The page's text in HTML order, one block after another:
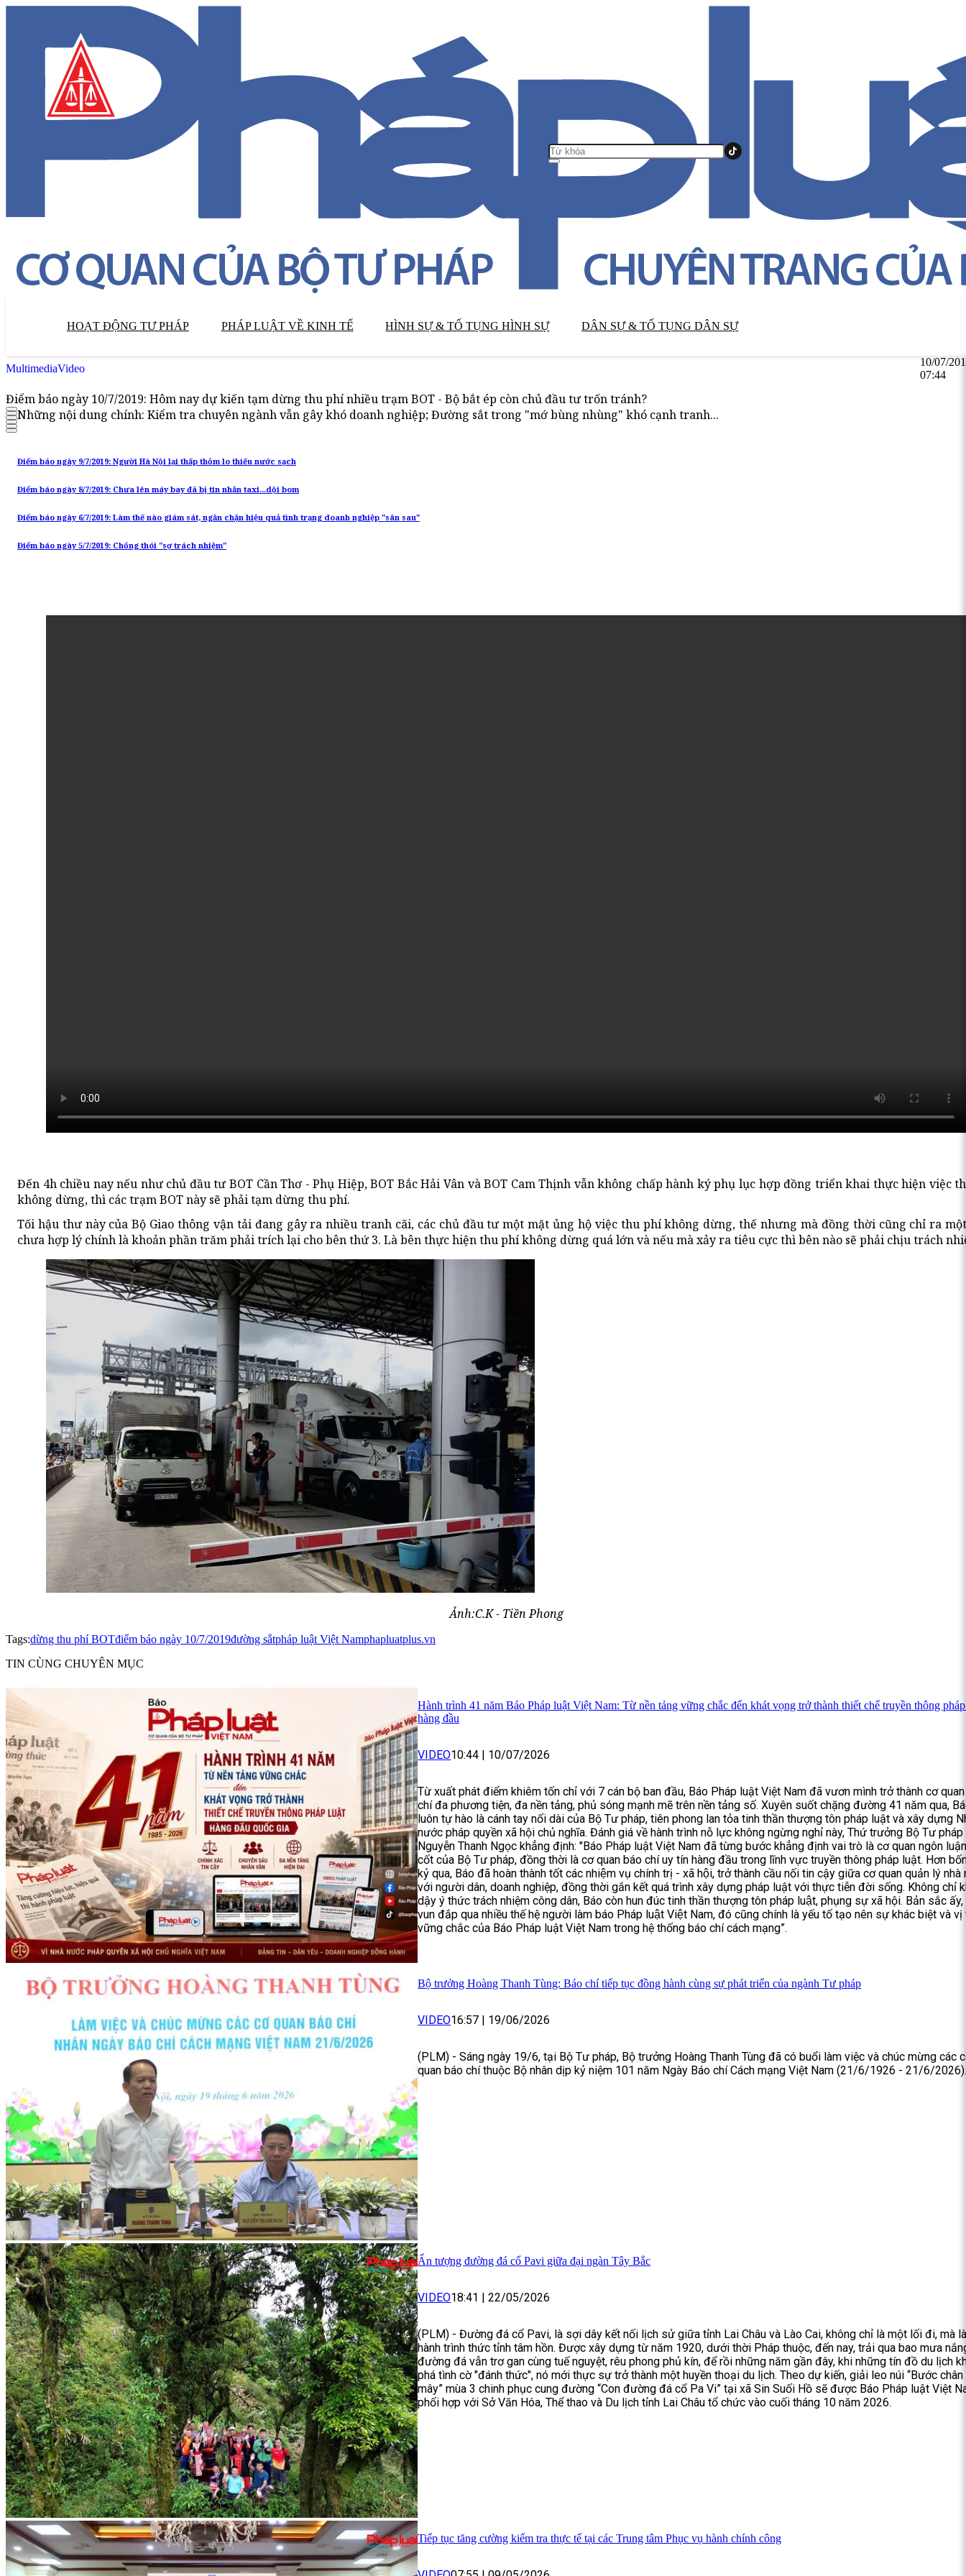
HOẠT ĐỘNG TƯ PHÁP PHÁP LUẬT VỀ KINH TẾ HÌNH SỰ & TỐ TỤNG HÌNH SỰ DÂN SỰ & TỐ TỤNG DÂN SỰ
MultimediaVideo
10/07/
07:44
Điểm báo ngày 10/7/2019: Hôm nay dự kiến tạm dừng thu phí nhiều trạm BOT - Bộ bắt ép còn chủ đầu tư trốn tránh?
Những nội dung chính: Kiểm tra chuyên ngành vẫn gây khó doanh nghiệp; Đường sắt trong "mớ bùng nhùng" khó cạnh tranh...
Điểm báo ngày 9/7/2019: Người Hà Nội lại thấp thỏm lo thiếu nước sạch
Điểm báo ngày 8/7/2019: Chưa lên máy bay đã bị tin nhắn taxi...dội bom
Điểm báo ngày 6/7/2019: Làm thế nào giám sát, ngăn chặn hiệu quả tình trạng doanh nghiệp "sân sau"
Điểm báo ngày 5/7/2019: Chống thói "sợ trách nhiệm"
Đến 4h chiều nay nếu như chủ đầu tư BOT Cần Thơ - Phụ Hiệp, BOT Bắc Hải Vân và BOT Cam Thịnh vẫn không chấp hành ký phụ lục hợp đồng triển khai thực hiện việc
không dừng, thì các trạm BOT này sẽ phải tạm dừng thu phí.
Tối hậu thư này của Bộ Giao thông vận tải đang gây ra nhiều tranh cãi, các chủ đầu tư một mặt ủng hộ việc thu phí không dừng, thế nhưng mà đồng thời cũng chỉ ra
chưa hợp lý chính là khoản phần trăm phải trích lại cho bên thứ 3. Là bên thực hiện thu phí không dừng quá lớn và nếu mà xảy ra tiêu cực thì bên nào sẽ phải chịu trách
Ảnh:C.K - Tiền Phong
Tags:dừng thu phí BOTđiểm báo ngày 10/7/2019đường sắtpháp luật Việt Namphapluatplus.vn
TIN CÙNG CHUYÊN MỤC
Hành trình 41 năm Báo Pháp luật Việt Nam: Từ nền tảng vững chắc đến khát vọng trở thành thiết chế truyền thông
hàng đầu
VIDEO10:44 10/07/2026
Từ xuất phát điểm khiêm tốn chỉ với 7 cán bộ ban đầu, Báo Pháp luật Việt Nam đã vươn mình trở thành cơ
chí đa phương tiện, đa nền tảng, phủ sóng mạnh mẽ trên nền tảng số. Xuyên suốt chặng đường 41 năm qua,
luôn tự hào là cánh tay nối dài của Bộ Tư pháp, tiên phong lan tỏa tinh thần thượng tôn pháp luật và xây dựng
nước pháp quyền xã hội chủ nghĩa. Đánh giá về hành trình nỗ lực không ngừng nghỉ này, Thứ trưởng Bộ Tư pháp
Nguyễn Thanh Ngọc khẳng định: "Báo Pháp luật Việt Nam đã từng bước khẳng định vai trò là cơ quan ngôn
cốt của Bộ Tư pháp, đồng thời là cơ quan báo chí uy tín hàng đầu trong lĩnh vực truyền thông pháp luật. Hơn
kỷ qua, Báo đã hoàn thành tốt các nhiệm vụ chính trị - xã hội, trở thành cầu nối tin cậy giữa cơ quan quản lý nhà
với người dân, doanh nghiệp, đồng thời gắn kết quá trình xây dựng pháp luật với thực tiễn đời sống. Không chỉ
dậy ý thức trách nhiệm công dân, Báo còn hun đúc tinh thần thượng tôn pháp luật, phụng sự xã hội. Bản sắc
vun đắp qua nhiều thế hệ người làm báo Pháp luật Việt Nam, đó cũng chính là yếu tố tạo nên sự khác biệt và vị
vững chắc của Báo Pháp luật Việt Nam trong hệ thống báo chí cách mạng”.
Bộ trưởng Hoàng Thanh Tùng: Báo chí tiếp tục đồng hành cùng sự phát triển của ngành Tư pháp
VIDEO16:57 | 19/06/2026
(PLM) - Sáng ngày 19/6, tại Bộ Tư pháp, Bộ trưởng Hoàng Thanh Tùng đã có buổi làm việc và chúc mừng các
quan báo chí thuộc Bộ nhân dịp kỷ niệm 101 năm Ngày Báo chí Cách mạng Việt Nam (21/6/1926 - 21/6/
Ấn tượng đường đá cổ Pavi giữa đại ngàn Tây Bắc
VIDEO18:41 | 22/05/2026
(PLM) - Đường đá cổ Pavi, là sợi dây kết nối lịch sử giữa tỉnh Lai Châu và Lào Cai, không chỉ là một lối đi, mà
hành trình thức tỉnh tâm hồn. Được xây dựng từ năm 1920, dưới thời Pháp thuộc, đến nay, trải qua bao mưa
đường đá vẫn trơ gan cùng tuế nguyệt, rêu phong phủ kín, để rồi những năm gần đây, khi những tín đồ du lịch
phá tình cờ "đánh thức", nó mới thực sự trở thành một huyền thoại du lịch. Theo dự kiến, giải leo núi “Bước
mây” mùa 3 chinh phục cung đường “Con đường đá cổ Pa Vi” tại xã Sin Suối Hồ sẽ được Báo Pháp luật Việt
phối hợp với Sở Văn Hóa, Thể thao và Du lịch tỉnh Lai Châu tổ chức vào cuối tháng 10 năm 2026.
Tiếp tục tăng cường kiểm tra thực tế tại các Trung tâm Phục vụ hành chính công